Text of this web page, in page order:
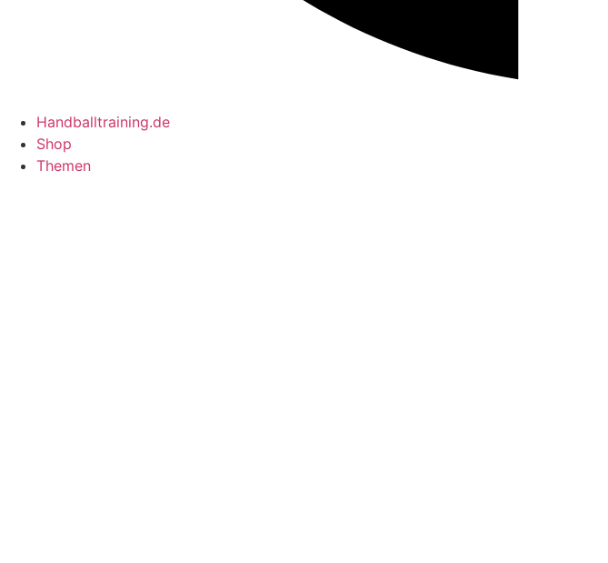
Handballtraining.de
Shop
Themen